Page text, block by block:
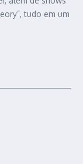
tudo em um